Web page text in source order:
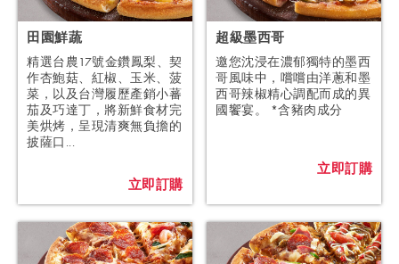
田園鮮蔬
精選台農17號金鑽鳳梨、契
作杏鮑菇、紅椒、玉米、菠
菜，以及台灣履歷產銷小蕃
茄及巧達丁，將新鮮食材完
美烘烤，呈現清爽無負擔的
披薩口...
立即訂購
超級墨西哥
邀您沈浸在濃郁獨特的墨西
哥風味中，嚐嚐由洋蔥和墨
西哥辣椒精心調配而成的異
國饗宴。 *含豬肉成分
立即訂購